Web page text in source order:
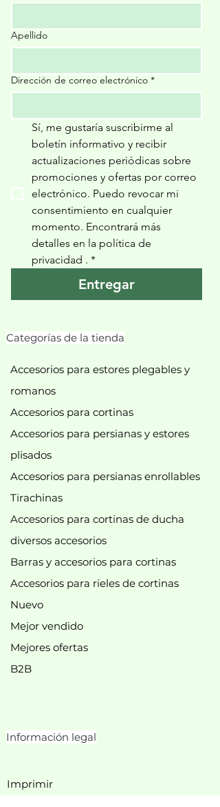
Apellido
Dirección de correo electrónico *
Sí, me gustaría suscribirme al
boletín informativo y recibir
actualizaciones periódicas sobre
promociones y ofertas por correo
electrónico. Puedo revocar mi
consentimiento en cualquier
momento. Encontrará más
detalles en la política de
privacidad . *
Entregar
Categorías de la tienda
Accesorios para estores plegables y
romanos
Accesorios para cortinas
Accesorios para persianas y estores
plisados
Accesorios para persianas enrollables
Tirachinas
Accesorios para cortinas de ducha
diversos accesorios
Barras y accesorios para cortinas
Accesorios para rieles de cortinas
Nuevo
Mejor vendido
Mejores ofertas
B2B
Información legal
Imprimir